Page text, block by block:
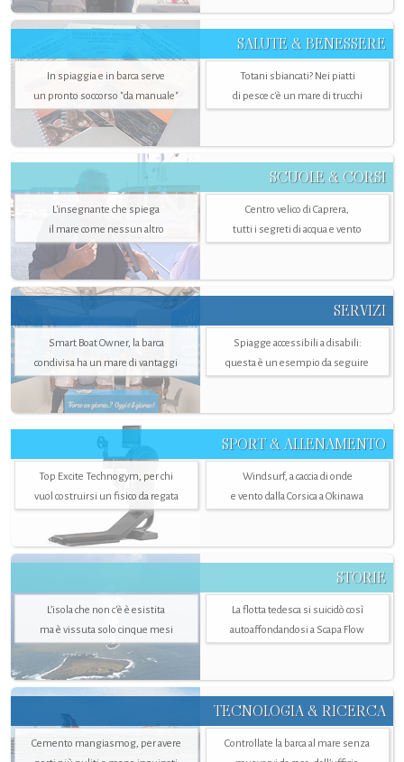
SALUTE & BENESSERE
In spiaggia e in barca serve
un pronto soccorso "da manuale"
Totani sbiancati? Nei piatti
di pesce c'è un mare di trucchi
SCUOLE & CORSI
L'insegnante che spiega
il mare come nessun altro
Centro velico di Caprera,
tutti i segreti di acqua e vento
SERVIZI
Smart Boat Owner, la barca
condivisa ha un mare di vantaggi
Spiagge accessibili a disabili:
questa è un esempio da seguire
SPORT & ALLENAMENTO
Top Excite Technogym, per chi
vuol costruirsi un fisico da regata
Windsurf, a caccia di onde
e vento dalla Corsica a Okinawa
STORIE
L’isola che non c'è è esistita
ma è vissuta solo cinque mesi
La flotta tedesca si suicidò così
autoaffondandosi a Scapa Flow
TECNOLOGIA & RICERCA
Cemento mangiasmog, per avere
Controllate la barca al mare senza